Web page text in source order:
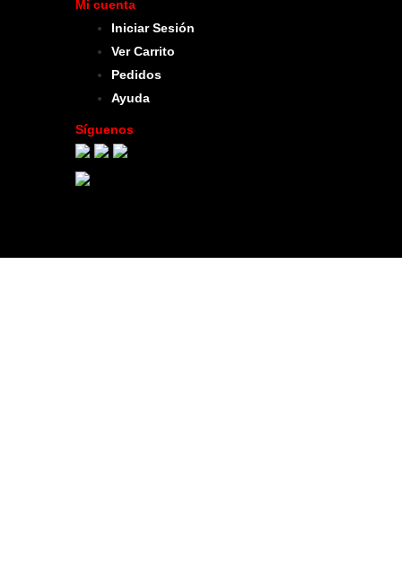
Mi cuenta
Iniciar Sesión
Ver Carrito
Pedidos
Ayuda
Síguenos